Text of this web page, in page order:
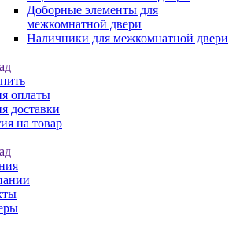
Доборные элементы для
межкомнатной двери
Наличники для межкомнатной двери
оплаты
доставки
на товар